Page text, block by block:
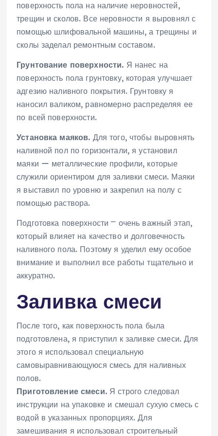
поверхность пола на наличие неровностей,
трещин и сколов. Все неровности я выровнял с
помощью шлифовальной машины, а трещины и
сколы заделал ремонтным составом.
Грунтование поверхности. Я нанес на
поверхность пола грунтовку, которая улучшает
адгезию наливного покрытия. Грунтовку я
наносил валиком, равномерно распределяя ее
по всей поверхности.
Установка маяков. Для того, чтобы выровнять
наливной пол по горизонтали, я установил
маяки ー металлические профили, которые
служили ориентиром для заливки смеси. Маяки
я выставил по уровню и закрепил на полу с
помощью раствора.
Подготовка поверхности ⎻ очень важный этап,
который влияет на качество и долговечность
наливного пола. Поэтому я уделил ему особое
внимание и выполнил все работы тщательно и
аккуратно.
Заливка смеси
После того, как поверхность пола была
подготовлена, я приступил к заливке смеси. Для
этого я использовал специальную
самовыравнивающуюся смесь для наливных
полов.
Приготовление смеси.Я строго следовал
инструкции на упаковке и смешал сухую смесь с
водой в указанных пропорциях. Для
замешивания я использовал строительный